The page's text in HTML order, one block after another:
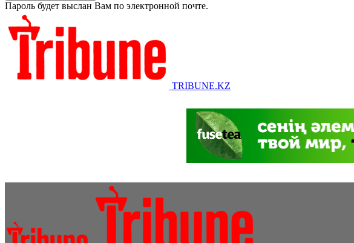
Пароль будет выслан Вам по электронной почте.
TRIBUNE.KZ